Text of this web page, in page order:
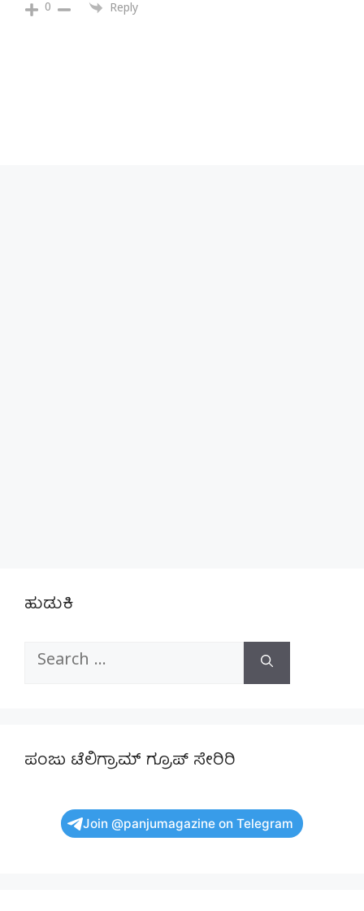
0 Reply
ಹುಡುಕಿ
Search
ಪಂಜು ಟೆಲಿಗ್ರಾಮ್ ಗ್ರೂಪ್ ಸೇರಿರಿ
Join @panjumagazine on Telegram